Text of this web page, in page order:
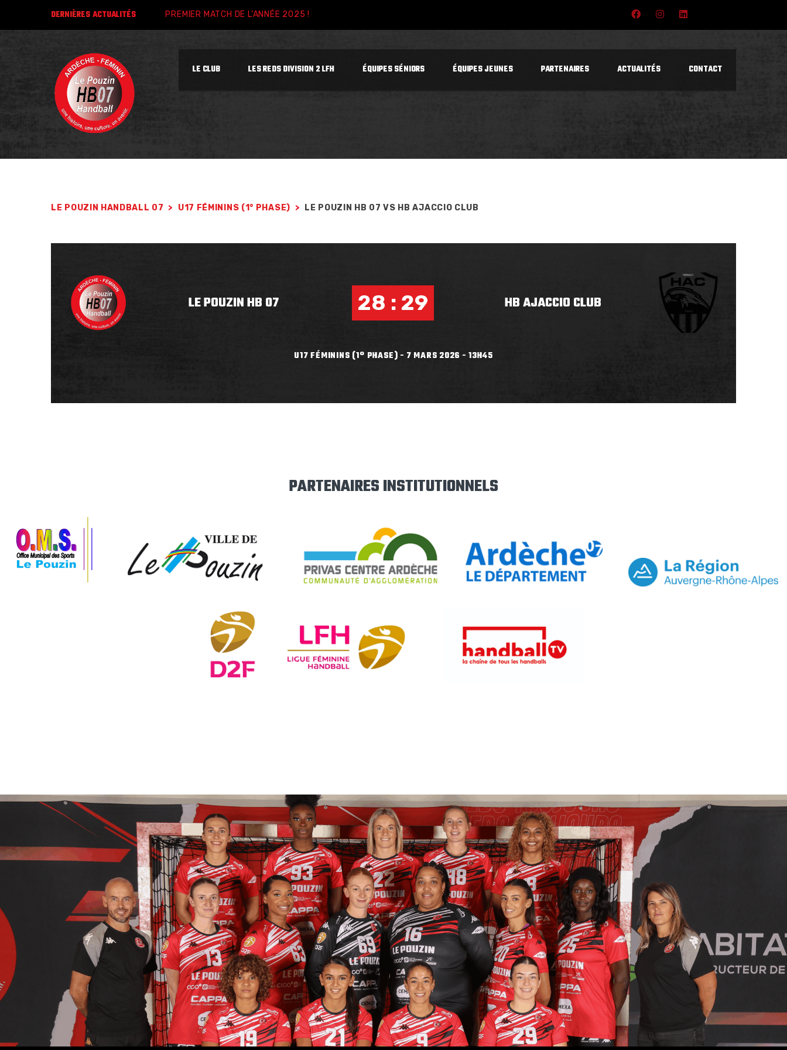
DERNIÈRESACTUALITÉS PREMIER MATCH DE L’ANNÉE 2025 !
LE CLUB LES REDS DIVISION 2 LFH ÉQUIPES SÉNIORS ÉQUIPES JEUNES PARTENAIRES ACTUALITÉS CONTACT
LE POUZIN HANDBALL 07 > U17 FÉMININS (1° PHASE) > LE POUZIN HB 07 VS HB AJACCIO CLUB
LE POUZIN HB 07 28 : 29 HB AJACCIO CLUB
U17 FÉMININS (1° PHASE) - 7 MARS 2026 - 13H45
PARTENAIRES INSTITUTIONNELS